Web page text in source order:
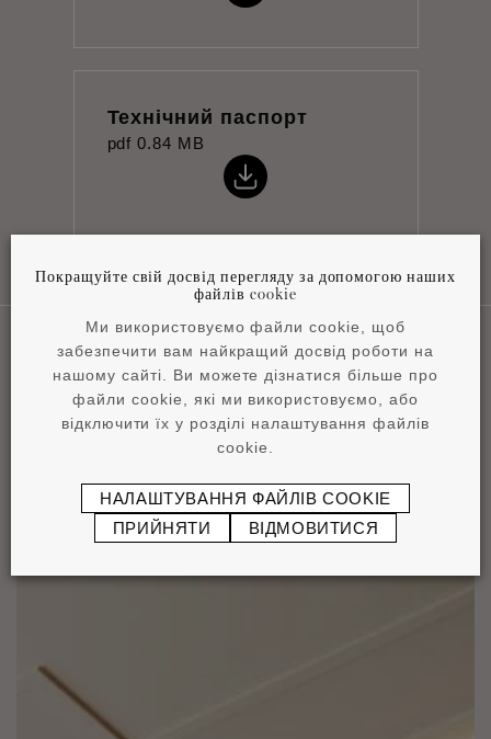
Технічний паспорт
pdf 0.84 MB
Наші сфери застосування
Покращуйте свій досвід перегляду за допомогою наших
файлів cookie
Ми використовуємо файли cookie, щоб
забезпечити вам найкращий досвід роботи на
нашому сайті. Ви можете дізнатися більше про
файли cookie, які ми використовуємо, або
відключити їх у розділі налаштування файлів
cookie.
НАЛАШТУВАННЯ ФАЙЛІВ COOKIE
ПРИЙНЯТИ
ВІДМОВИТИСЯ